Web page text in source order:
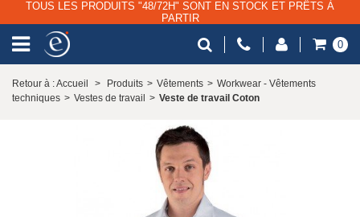
TOUS LES PRODUITS "48/72H" SONT EN STOCK ET PRÊTS À
PARTIR
0
Retour à : Accueil > Produits > Vêtements > Workwear - Vêtements
techniques > Vestes de travail > Veste de travail Coton